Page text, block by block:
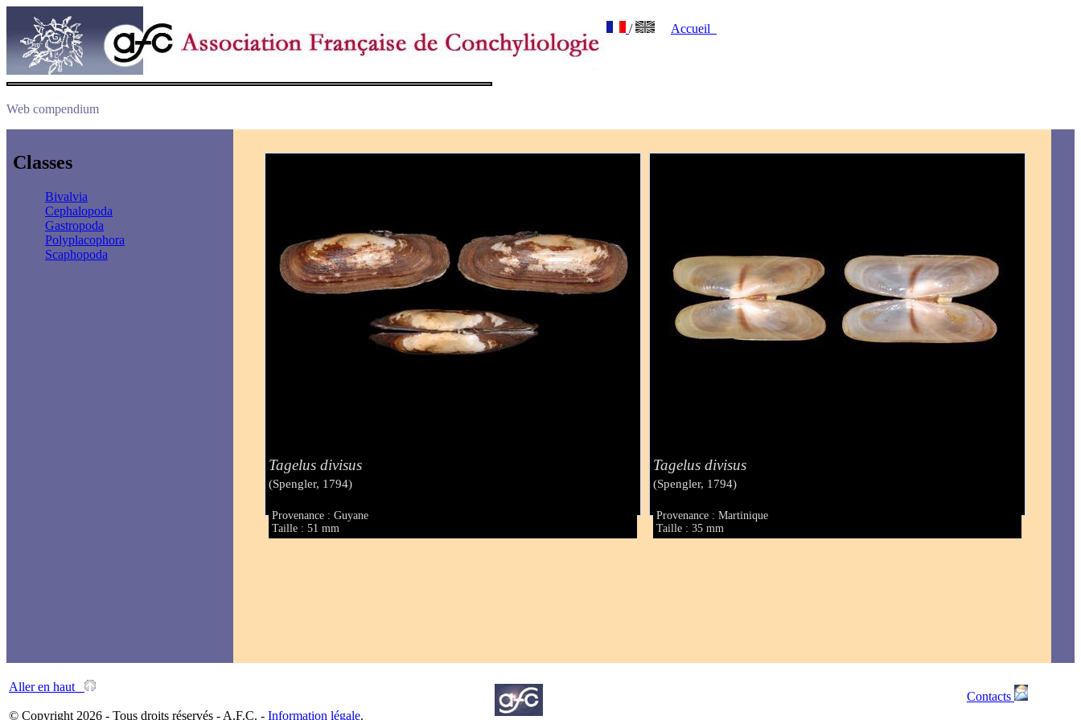
/ Accueil
Web compendium
Classes
Bivalvia
Cephalopoda
Gastropoda
Polyplacophora
Scaphopoda
Tagelus divisus
(Spengler, 1794)
Provenance : Guyane
Taille : 51 mm
Tagelus divisus
(Spengler, 1794)
Provenance : Martinique
Taille : 35 mm
Aller en haut
© Copyright 2026 - Tous droits réservés - A.F.C. - Information légale.
Contacts